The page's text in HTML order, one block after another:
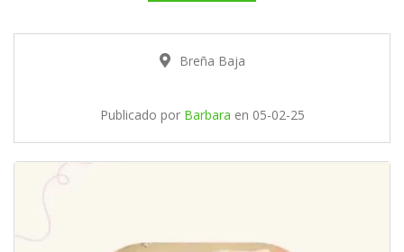
Breña Baja
Publicado por Barbara en 05-02-25